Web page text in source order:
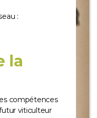
:
la
compétences
viticulteur